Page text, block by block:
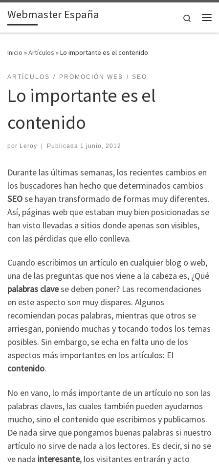
Saltar al contenido
Webmaster España
Search
Inicio »Artículos »Lo importante es el contenido
ARTÍCULOS PROMOCIÓN WEB SEO
Lo importante es el
contenido
por Leroy | Publicada 1 junio, 2012
Durante las últimas semanas, los recientes cambios en
los buscadores han hecho que determinados cambios
SEOse hayan transformado de formas muy diferentes.
Así, páginas web que estaban muy bien posicionadas se
han visto llevadas a sitios donde apenas son visibles,
con las pérdidas que ello conlleva.
Cuando escribimos un artículo en cualquier blog o web,
una de las preguntas que nos viene a la cabeza es, ¿Qué
palabras clavese deben poner? Las recomendaciones
en este aspecto son muy dispares. Algunos
recomiendan pocas palabras, mientras que otros se
arriesgan, poniendo muchas y tocando todos los temas
posibles. Sin embargo, se echa en falta uno de los
aspectos más importantes en los artículos: El
contenido.
No en vano, lo más importante de un artículo no son las
palabras claves, las cuales también pueden ayudarnos
mucho, sino el contenido que escribimos y publicamos.
De nada sirve que pongamos buenas palabras si nuestro
artículo no sirve de nada a los lectores. Es decir, si no se
ve nada interesante, los visitantes entrarán y acto